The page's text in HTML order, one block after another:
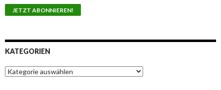
KATEGORIEN
K
a